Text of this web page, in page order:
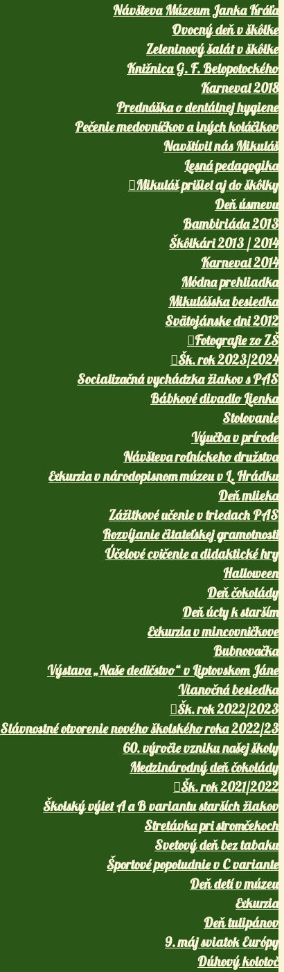
Návšteva Múzeum Janka Kráľa
Ovocný deň v škôlke
Zeleninový šalát v škôlke
Knižnica G. F. Belopotockého
Karneval 2018
Prednáška o dentálnej hygiene
Pečenie medovníčkov a iných koláčikov
Navštívil nás Mikuláš
Lesná pedagogika
Mikuláš prišiel aj do škôlky
Deň úsmevu
Bambiriáda 2013
Škôlkári 2013 / 2014
Karneval 2014
Módna prehliadka
Mikulášska besiedka
Svätojánske dni 2012
Fotografie zo ZŠ
Šk. rok 2023/2024
Socializačná vychádzka žiakov s PAS
Bábkové divadlo Lienka
Stolovanie
Výučba v prírode
Návšteva roľníckeho družstva
Exkurzia v národopisnom múzeu v L. Hrádku
Deň mlieka
Zážitkové učenie v triedach PAS
Rozvíjanie čitateľskej gramotnosti
Účelové cvičenie a didaktické hry
Halloween
Deň čokolády
Deň úcty k starším
Exkurzia v mincovničkove
Bubnovačka
Výstava „Naše dedičstvo“ v Liptovskom Jáne
Vianočná besiedka
Šk. rok 2022/2023
Slávnostné otvorenie nového školského roka 2022/23
60. výročie vzniku našej školy
Medzinárodný deň čokolády
Šk. rok 2021/2022
Školský výlet A a B variantu starších žiakov
Stretávka pri stromčekoch
Svetový deň bez tabaku
Športové popoludnie v C variante
Deň detí v múzeu
Exkurzia
Deň tulipánov
9. máj sviatok Európy
Dúhový kolotoč